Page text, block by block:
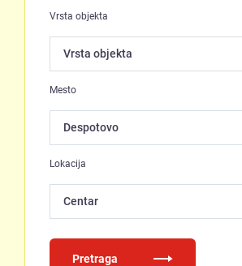
Vrsta objekta
Mesto
Lokacija
Centar
Pretraga